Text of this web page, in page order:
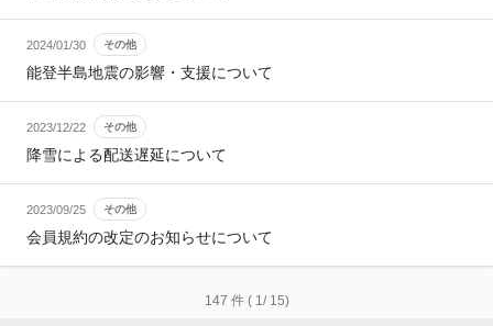
2024/01/30 その他
能登半島地震の影響・支援について
2023/12/22 その他
降雪による配送遅延について
2023/09/25 その他
会員規約の改定のお知らせについて
147 件 ( 1/ 15)